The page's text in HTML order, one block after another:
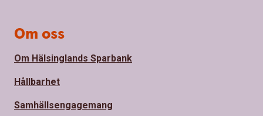
Om oss
Om Hälsinglands Sparbank
Hållbarhet
Samhällsengagemang